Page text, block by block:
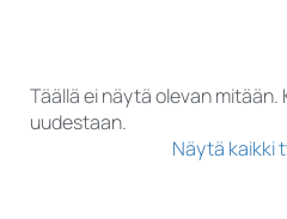
Täällä ei näytä olevan mitään.
uudestaan.
Näytä kaikki